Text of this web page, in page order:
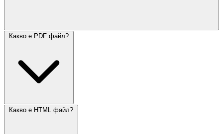
Какво е PDF файл?
Какво е HTML файл?